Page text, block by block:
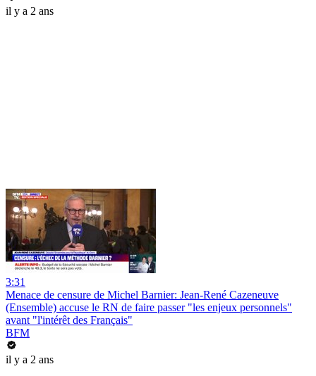
il y a 2 ans
3:31
Menace de censure de Michel Barnier: Jean-René Cazeneuve
(Ensemble) accuse le RN de faire passer "les enjeux personnels"
avant "l'intérêt des Français"
BFM
il y a 2 ans